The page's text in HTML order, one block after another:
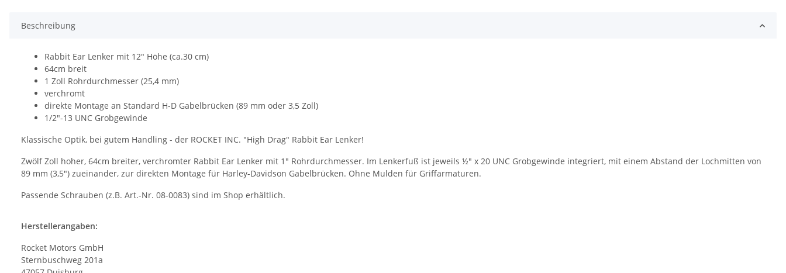
Beschreibung
Rabbit Ear Lenker mit 12" Höhe (ca.30 cm)
64cm breit
1 Zoll Rohrdurchmesser (25,4 mm)
verchromt
direkte Montage an Standard H-D Gabelbrücken (89 mm oder 3,5 Zoll)
1/2"-13 UNC Grobgewinde
Klassische Optik, bei gutem Handling - der ROCKET INC. "High Drag" Rabbit Ear Lenker!
Zwölf Zoll hoher, 64cm breiter, verchromter Rabbit Ear Lenker mit 1" Rohrdurchmesser. Im Lenkerfuß ist jeweils ½" x 20 UNC Grobgewinde integriert, mit einem Abstand der Lochmitten von
89 mm (3,5") zueinander, zur direkten Montage für Harley-Davidson Gabelbrücken. Ohne Mulden für Griffarmaturen.
Passende Schrauben (z.B. Art.-Nr. 08-0083) sind im Shop erhältlich.
Herstellerangaben:
Rocket Motors GmbH
Sternbuschweg 201a